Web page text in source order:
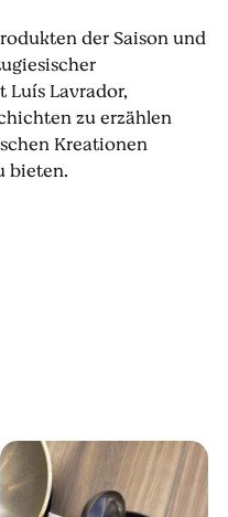
der Saison und
Luís Lavrador,
zu erzählen
Kreationen
bieten.